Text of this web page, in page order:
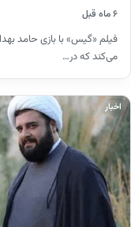
۶ ماه قبل
فیلم «گیس» با بازی حامد
می‌کند که در…
اخبار